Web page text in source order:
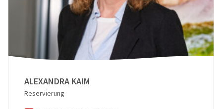
ALEXANDRA KAIM
Reservierung